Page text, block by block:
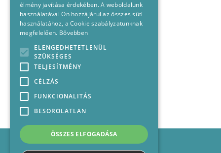
Impresszum
Médiajánlat
élmény javítása érdekében. A weboldalunk
használatával Ön hozzájárul az összes süti
használatához, a Cookie szabályzatunknak
megfelelően. Bővebben
ELENGEDHETETLENÜL
SZÜKSÉGES
TELJESÍTMÉNY
CÉLZÁS
FUNKCIONALITÁS
BESOROLATLAN
ÖSSZES ELFOGADÁSA